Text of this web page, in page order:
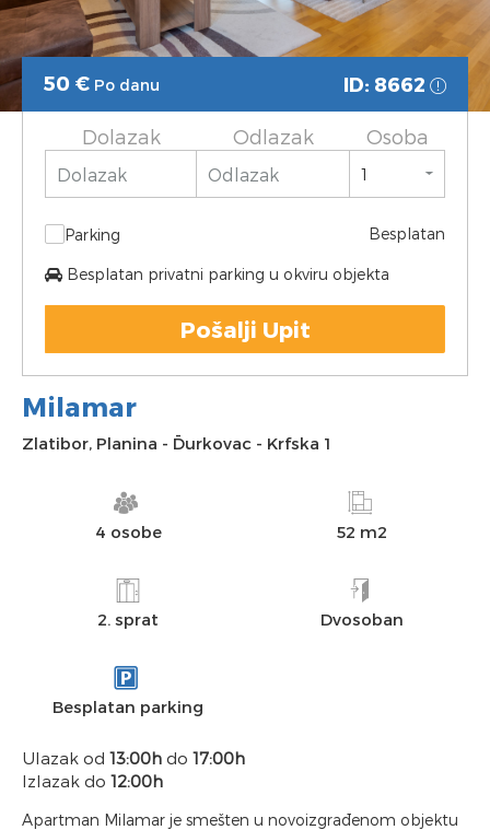
50 € Po danu ID: 8662
Dolazak Odlazak Osoba
Parking Besplatan
Besplatan privatni parking u okviru objekta
Pošalji Upit
Milamar
Zlatibor, Planina - Đurkovac - Krfska 1
4 osobe 52 m2
2. sprat Dvosoban
Besplatan parking
Ulazak od 13:00h do 17:00h
Izlazak do 12:00h
Apartman Milamar je smešten u novoizgrađenom objektu